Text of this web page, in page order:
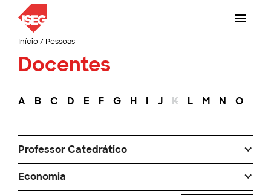
Início/ Pessoas
Docentes
A B C D E F G H I J K L M N O
Professor Catedrático
Economia